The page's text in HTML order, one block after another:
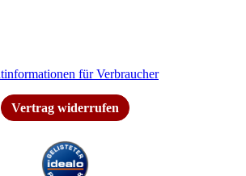
für Verbraucher
Vertrag widerrufen